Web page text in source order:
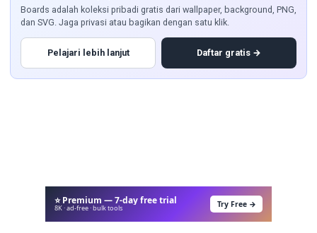
Boards adalah koleksi pribadi gratis dari wallpaper, background, PNG,
dan SVG. Jaga privasi atau bagikan dengan satu klik.
Pelajari lebih lanjut Daftar gratis →
⭐ Premium — 7-day free trial
8K · ad-free · bulk tools Try Free →